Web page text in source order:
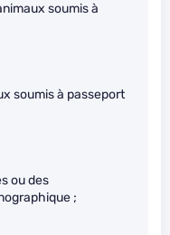
soumis à
soumis à passeport
ou des
;